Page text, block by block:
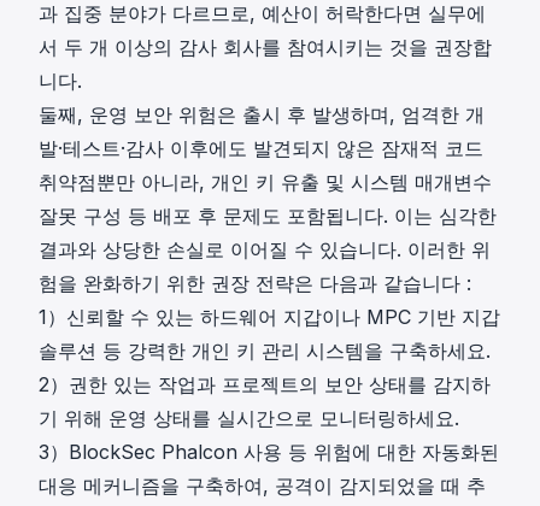
과 집중 분야가 다르므로, 예산이 허락한다면 실무에
서 두 개 이상의 감사 회사를 참여시키는 것을 권장합
니다.
둘째, 운영 보안 위험은 출시 후 발생하며, 엄격한 개
발·테스트·감사 이후에도 발견되지 않은 잠재적 코드
취약점뿐만 아니라, 개인 키 유출 및 시스템 매개변수
잘못 구성 등 배포 후 문제도 포함됩니다. 이는 심각한
결과와 상당한 손실로 이어질 수 있습니다. 이러한 위
험을 완화하기 위한 권장 전략은 다음과 같습니다 :
1）신뢰할 수 있는 하드웨어 지갑이나 MPC 기반 지갑
솔루션 등 강력한 개인 키 관리 시스템을 구축하세요.
2）권한 있는 작업과 프로젝트의 보안 상태를 감지하
기 위해 운영 상태를 실시간으로 모니터링하세요.
3） BlockSec Phalcon 사용 등 위험에 대한 자동화된
대응 메커니즘을 구축하여, 공격이 감지되었을 때 추